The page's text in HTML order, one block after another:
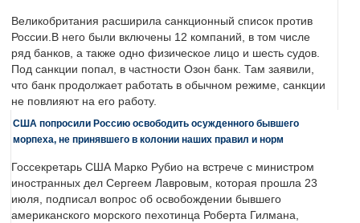
Великобритания расширила санкционный список против
России.В него были включены 12 компаний, в том числе
ряд банков, а также одно физическое лицо и шесть судов.
Под санкции попал, в частности Озон банк. Там заявили,
что банк продолжает работать в обычном режиме, санкции
не повлияют на его работу.
США попросили Россию освободить осужденного бывшего
морпеха, не принявшего в колонии наших правил и норм
Госсекретарь США Марко Рубио на встрече с министром
иностранных дел Сергеем Лавровым, которая прошла 23
июля, подписал вопрос об освобождении бывшего
американского морского пехотинца Роберта Гилмана,